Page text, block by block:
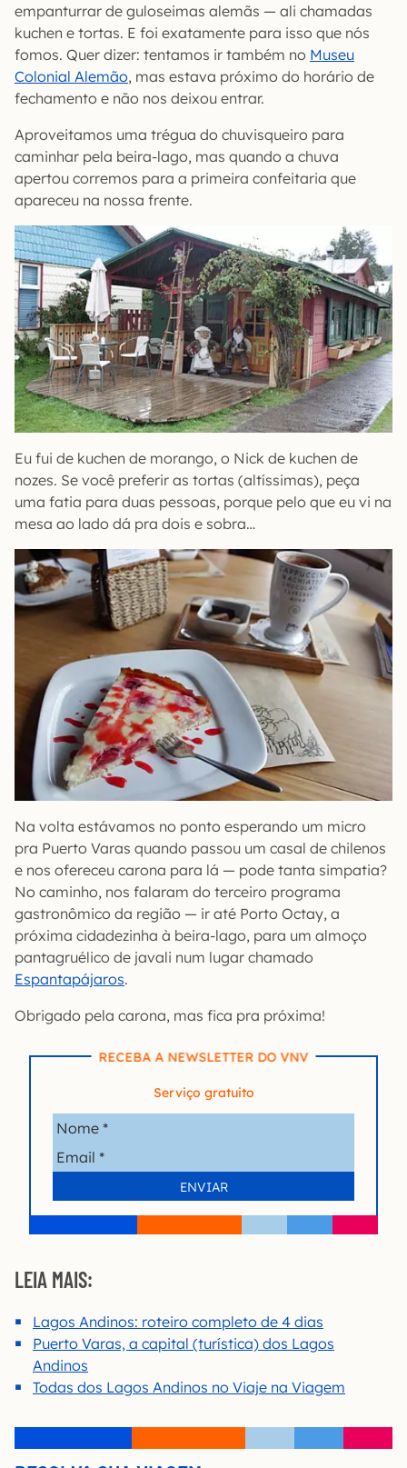
empanturrar de guloseimas alemãs — ali chamadas
kuchen e tortas. E foi exatamente para isso que nós
fomos. Quer dizer: tentamos ir também no Museu
Colonial Alemão, mas estava próximo do horário de
fechamento e não nos deixou entrar.
Aproveitamos uma trégua do chuvisqueiro para
caminhar pela beira-lago, mas quando a chuva
apertou corremos para a primeira confeitaria que
apareceu na nossa frente.
Eu fui de kuchen de morango, o Nick de kuchen de
nozes. Se você preferir as tortas (altíssimas), peça
uma fatia para duas pessoas, porque pelo que eu vi na
mesa ao lado dá pra dois e sobra…
Na volta estávamos no ponto esperando um micro
pra Puerto Varas quando passou um casal de chilenos
e nos ofereceu carona para lá — pode tanta simpatia?
No caminho, nos falaram do terceiro programa
gastronômico da região — ir até Porto Octay, a
próxima cidadezinha à beira-lago, para um almoço
pantagruélico de javali num lugar chamado
Espantapájaros.
Obrigado pela carona, mas fica pra próxima!
RECEBA A NEWSLETTER DO VNV
Serviço gratuito
LEIA MAIS:
Lagos Andinos: roteiro completo de 4 dias
Puerto Varas, a capital (turística) dos Lagos
Andinos
Todas dos Lagos Andinos no Viaje na Viagem